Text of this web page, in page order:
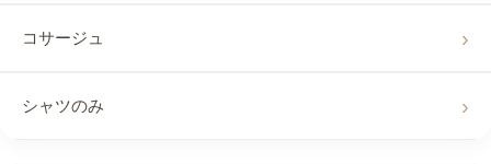
コサージュ
シャツのみ